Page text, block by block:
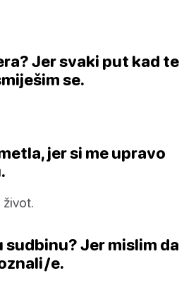
Jer svaki put kad te
se.
jer si me upravo
život.
sudbinu? Jer mislim da
e.